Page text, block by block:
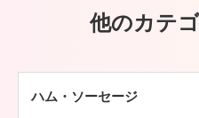
他のカテ
ハム・ソーセージ